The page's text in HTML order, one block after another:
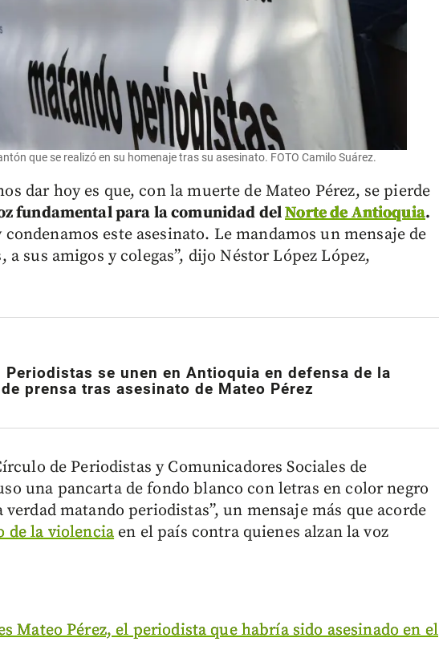
que se realizó en su homenaje tras su asesinato. FOTO Camilo Suárez.
dar hoy es que, con la muerte de Mateo Pérez, se pierde
fundamental para la comunidad delNorte de Antioquia.
este asesinato. Le mandamos un mensaje de
a sus amigos y colegas”, dijo Néstor López López,
Periodistas se unen en Antioquia en defensa de la
prensa tras asesinato de Mateo Pérez
de Periodistas y Comunicadores Sociales de
una pancarta de fondo blanco con letras en color negro
verdad matando periodistas”, un mensaje más que acorde
de la violenciaen el país contra quienes alzan la voz
Mateo Pérez, el periodista que habría sido asesinado en el